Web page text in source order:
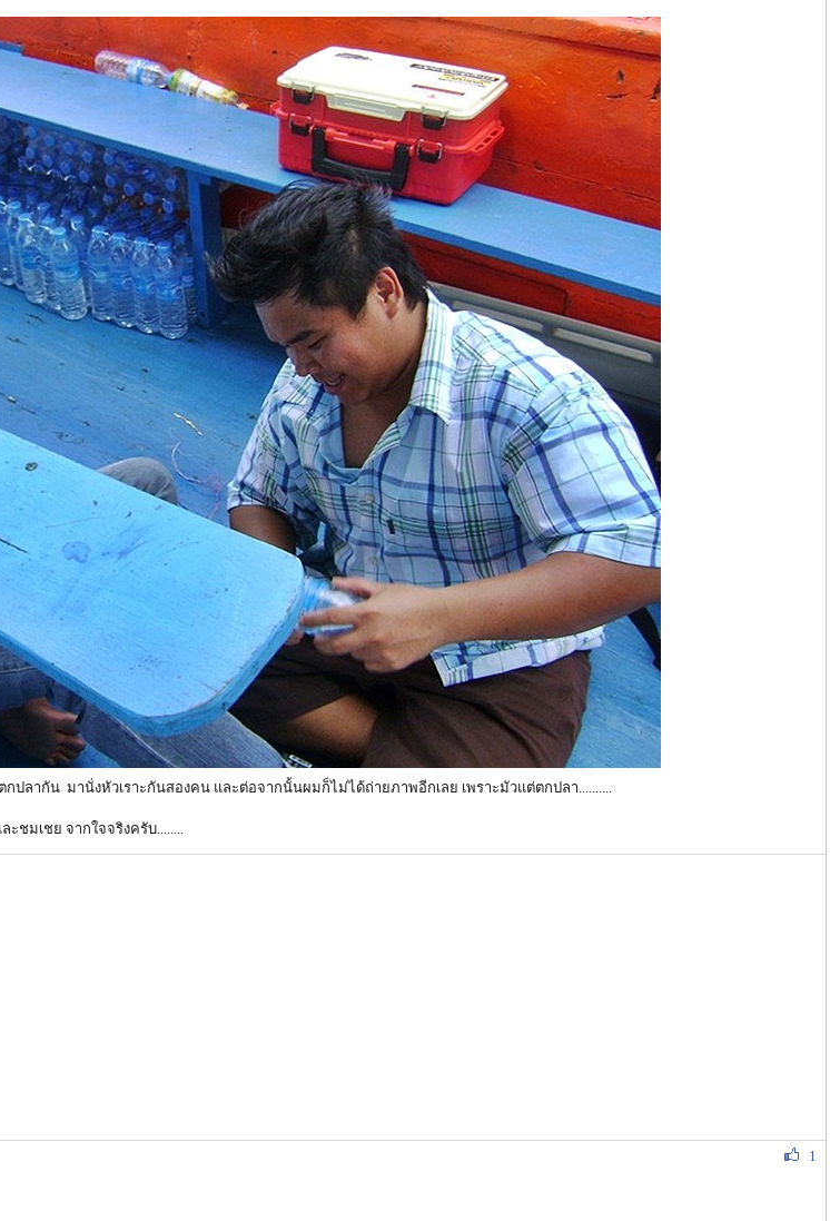
ปลากัน มานั่งหัวเราะกันสองคน และต่อจากนั้นผมก็ไม่ได้ถ่ายภาพอีกเลย เพราะมัวแต่ตกปลา..........
ะชมเชย จากใจจริงครับ........
1